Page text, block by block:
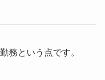
務という点です。